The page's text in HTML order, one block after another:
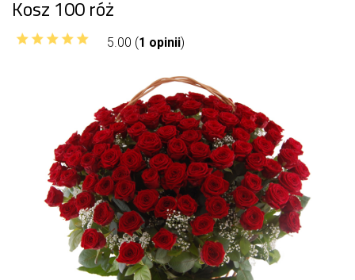
Kosz 100 róż
5.00 (1 opinii)